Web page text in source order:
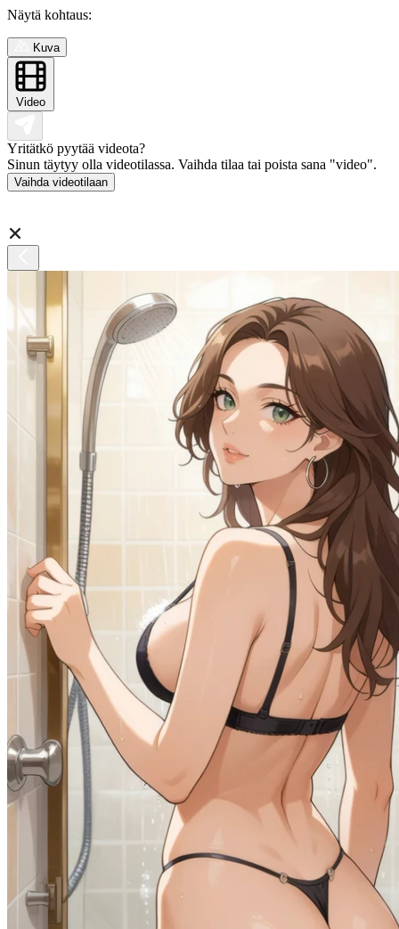
Näytä kohtaus:
Kuva
Video
Yritätkö pyytää videota?
Sinun täytyy olla videotilassa. Vaihda tilaa tai poista sana "video".
Vaihda videotilaan